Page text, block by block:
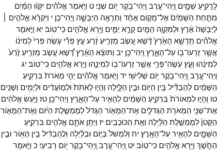
לָֽרָקִ֖יעַ שָׁמָ֑יִם וַֽיְהִי־עֶ֥רֶב וַֽיְהִי־בֹ֖קֶר י֥וֹם שֵׁנִֽי׃ ט וַיֹּ֣אמֶראֱלֹהִ֗ים יִקָּו֨וּ הַמַּ֜יִם
מִתַּ֤חַת הַשָּׁמַ֙יִם֙אֶל־מָק֣וֹם אֶחָ֔ד וְתֵרָאֶ֖ה הַיַּבָּשָׁ֑ה וַֽיְהִי־כֵֽן׃ י וַיִּקְרָ֨אאֱלֹהִ֤ים ׀
לַיַּבָּשָׁה֙אֶ֔רֶץ וּלְמִקְוֵ֥ה הַמַּ֖יִם קָרָ֣א יַמִּ֑ים וַיַּ֥רְאאֱלֹהִ֖ים כִּי־טֽוֹב׃ יא וַיֹּ֣אמֶר
אֱלֹהִ֗ים תַּֽדְשֵׁ֤א הָאָ֙רֶץ֙דֶּ֔שֶׁאעֵ֚שֶׂב מַזְרִ֣יעַזֶ֔רַעעֵ֣ץ פְּרִ֞י עֹ֤שֶׂה פְּרִי֙לְמִינ֔וֹ
אֲשֶׁ֥רזַרְעוֹ־ב֖וֹ עַל־הָאָ֑רֶץ וַֽיְהִי־כֵֽן׃ יב וַתּוֹצֵ֨א הָאָ֜רֶץדֶּ֠שֶׁאעֵ֣שֶׂב מַזְרִ֤יעַזֶ֙רַע֙
לְמִינֵ֔הוּ וְעֵ֧ץעֹֽשֶׂה־פְּרִ֛י אֲשֶׁ֥רזַרְעוֹ־ב֖וֹ לְמִינֵ֑הוּ וַיַּ֥רְאאֱלֹהִ֖ים כִּי־טֽוֹב׃ יג
וַֽיְהִי־עֶ֥רֶב וַֽיְהִי־בֹ֖קֶר י֥וֹם שְׁלִישִֽׁי׃ יד וַיֹּ֣אמֶראֱלֹהִ֗ים יְהִ֤י מְאֹרֹת֙ בִּרְקִ֣יעַ
הַשָּׁמַ֔יִם לְהַבְדִּ֕יל בֵּ֥ין הַיּ֖וֹם וּבֵ֣ין הַלָּ֑יְלָה וְהָי֤וּלְאֹתֹת֙ וּלְמ֣וֹעֲדִ֔ים וּלְיָמִ֖ים וְשָׁנִֽים׃
טו וְהָי֤וּלִמְאוֹרֹת֙ בִּרְקִ֣יעַ הַשָּׁמַ֔יִם לְהָאִ֖ירעַל־הָאָ֑רֶץ וַֽיְהִי־כֵֽן׃ טז וַיַּ֣עַשׂאֱלֹהִ֔ים
אֶת־שְׁנֵ֥י הַמְּאֹרֹ֖ת הַגְּדֹלִ֑ים אֶת־הַמָּא֤וֹר הַגָּדֹל֙לְמֶמְשֶׁ֣לֶת הַיּ֔וֹם וְאֶת־הַמָּא֤וֹר
הַקָּטֹן֙לְמֶמְשֶׁ֣לֶת הַלַּ֔יְלָה וְאֵ֖ת הַכּוֹכָבִֽים׃ יז וַיִּתֵּ֥ן אֹתָ֛ם אֱלֹהִ֖ים בִּרְקִ֣יעַ
הַשָּׁמָ֑יִם לְהָאִ֖ירעַל־הָאָֽרֶץ׃ יח וְלִמְשֹׁל֙ בַּיּ֣וֹם וּבַלַּ֔יְלָה וּֽלֲהַבְדִּ֔יל בֵּ֥ין הָא֖וֹר וּבֵ֣ין
הַחֹ֑שֶׁךְ וַיַּ֥רְאאֱלֹהִ֖ים כִּי־טֽוֹב׃ יט וַֽיְהִי־עֶ֥רֶב וַֽיְהִי־בֹ֖קֶר י֥וֹם רְבִיעִֽי׃ כ וַיֹּ֣אמֶר